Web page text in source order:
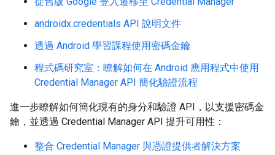
androidx.credentials API 說明文件
透過 Android 學習課程使用密碼金鑰
程式碼研究室：瞭解如何在 Android 應用程式中使用
Credential Manager API 簡化驗證流程
進一步瞭解如何簡化現有的身分和驗證 API，以支援密碼金
鑰，並透過 Credential Manager API 提升可用性：
整合 Credential Manager 與憑證提供者解決方案